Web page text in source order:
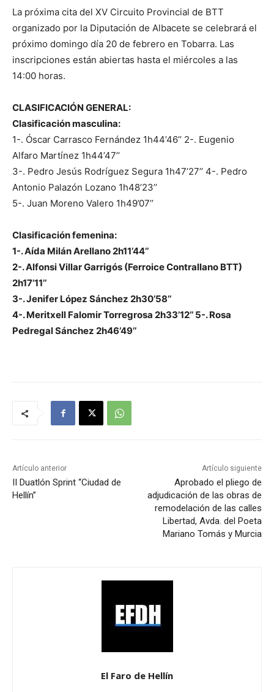
La próxima cita del XV Circuito Provincial de BTT
organizado por la Diputación de Albacete se celebrará el
próximo domingo día 20 de febrero en Tobarra. Las
inscripciones están abiertas hasta el miércoles a las
14:00 horas.
CLASIFICACIÓN GENERAL:
Clasificación masculina:
1-. Óscar Carrasco Fernández 1h44’46’’ 2-. Eugenio
Alfaro Martínez 1h44’47’’
3-. Pedro Jesús Rodríguez Segura 1h47’27’’ 4-. Pedro
Antonio Palazón Lozano 1h48’23’’
5-. Juan Moreno Valero 1h49’07’’
Clasificación femenina:
1-. Aída Milán Arellano 2h11’44’’
2-. Alfonsi Villar Garrigós (Ferroice Contrallano BTT)
2h17’11’’
3-. Jenifer López Sánchez 2h30’58’’
4-. Meritxell Falomir Torregrosa 2h33’12’’ 5-. Rosa
Pedregal Sánchez 2h46’49’’
Artículo anterior
II Duatlón Sprint “Ciudad de
Hellín”
Artículo siguiente
Aprobado el pliego de
adjudicación de las obras de
remodelación de las calles
Libertad, Avda. del Poeta
Mariano Tomás y Murcia
El Faro de Hellín